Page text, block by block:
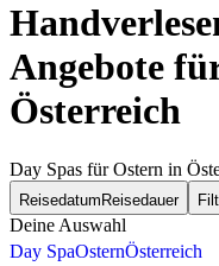
Angebote
Österreich
Day Spas für Ostern in
Reisedatum Reisedauer
Deine Auswahl
Day SpaOsternÖsterreich